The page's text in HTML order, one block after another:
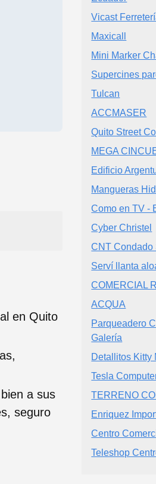
en Quito
a sus
seguro
Vicast
Maxicall
Mini Marker
Supercines
Tulcan
ACCMASER
Quito Street
MEGA
Edificio
Mangueras
Como en TV -
Cyber Christel
CNT Condado
Serví llanta
COMERCIAL
ACQUA
Parqueadero
Galería
Detallitos Kitty
Tesla
TERRENO
Enriquez
Centro
Teleshop